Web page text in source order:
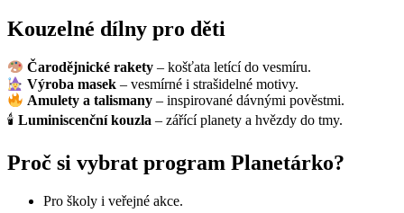
Kouzelné dílny pro děti
Čarodějnické rakety – košťata letící do vesmíru.
Výroba masek – vesmírné i strašidelné motivy.
Amulety a talismany – inspirované dávnými pověstmi.
🕯 Luminiscenční kouzla – zářící planety a hvězdy do tmy.
Proč si vybrat program Planetárko?
Pro školy i veřejné akce.